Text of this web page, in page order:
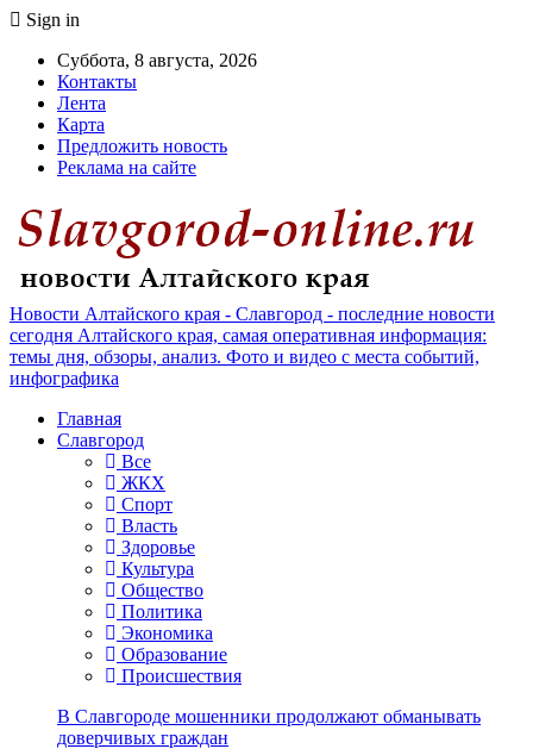
Sign in
Суббота, 8 августа, 2026
Контакты
Лента
Карта
Предложить новость
Реклама на сайте
Новости Алтайского края - Славгород - последние новости
сегодня Алтайского края, самая оперативная информация:
темы дня, обзоры, анализ. Фото и видео с места событий,
инфографика
Главная
Славгород
Все
ЖКХ
Спорт
Власть
Здоровье
Культура
Общество
Политика
Экономика
Образование
Происшествия
В Славгороде мошенники продолжают обманывать
доверчивых граждан